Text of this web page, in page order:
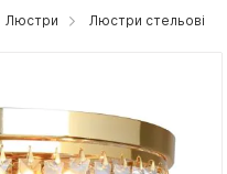
Люстри Люстри стельові